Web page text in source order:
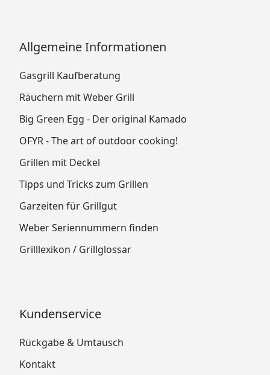
Allgemeine Informationen
Gasgrill Kaufberatung
Räuchern mit Weber Grill
Big Green Egg - Der original Kamado
OFYR - The art of outdoor cooking!
Grillen mit Deckel
Tipps und Tricks zum Grillen
Garzeiten für Grillgut
Weber Seriennummern finden
Grilllexikon / Grillglossar
Kundenservice
Rückgabe & Umtausch
Kontakt